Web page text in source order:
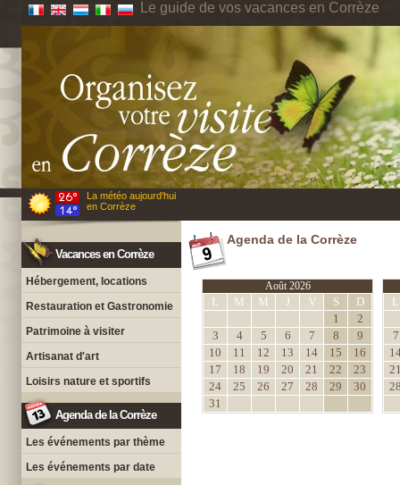
Le guide de vos vacances en Corrèze
La météo aujourd'hui
en Corrèze
Vacances en Corrèze
Hébergement, locations
Restauration et Gastronomie
Patrimoine à visiter
Artisanat d'art
Loisirs nature et sportifs
Agenda de la Corrèze
Les événements par thème
Les événements par date
Agenda de la Corrèze
Août 2026
L M M J V S
D
1
2
3
4 5 6 7 8
9
10
11 12 13 14 15
16
17
18 19 20 21 22
23
24
25 26 27 28 29
30
31
L
7